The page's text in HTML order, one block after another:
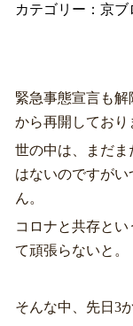
カテゴリー：京ブ
緊急事態宣言も
から再開しており
世の中は、まだ
はないのですが
ん。
コロナと共存と
て頑張らないと。
そんな中、先日3